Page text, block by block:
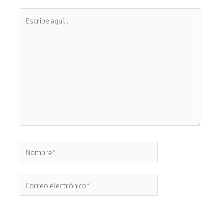
Nombre*
Correo
electrónico*